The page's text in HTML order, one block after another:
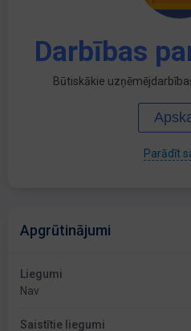
Darbības
Būtiskākie
Parādīt
Apgrūtinājumi
Liegumi
Nav
Saistītie liegumi